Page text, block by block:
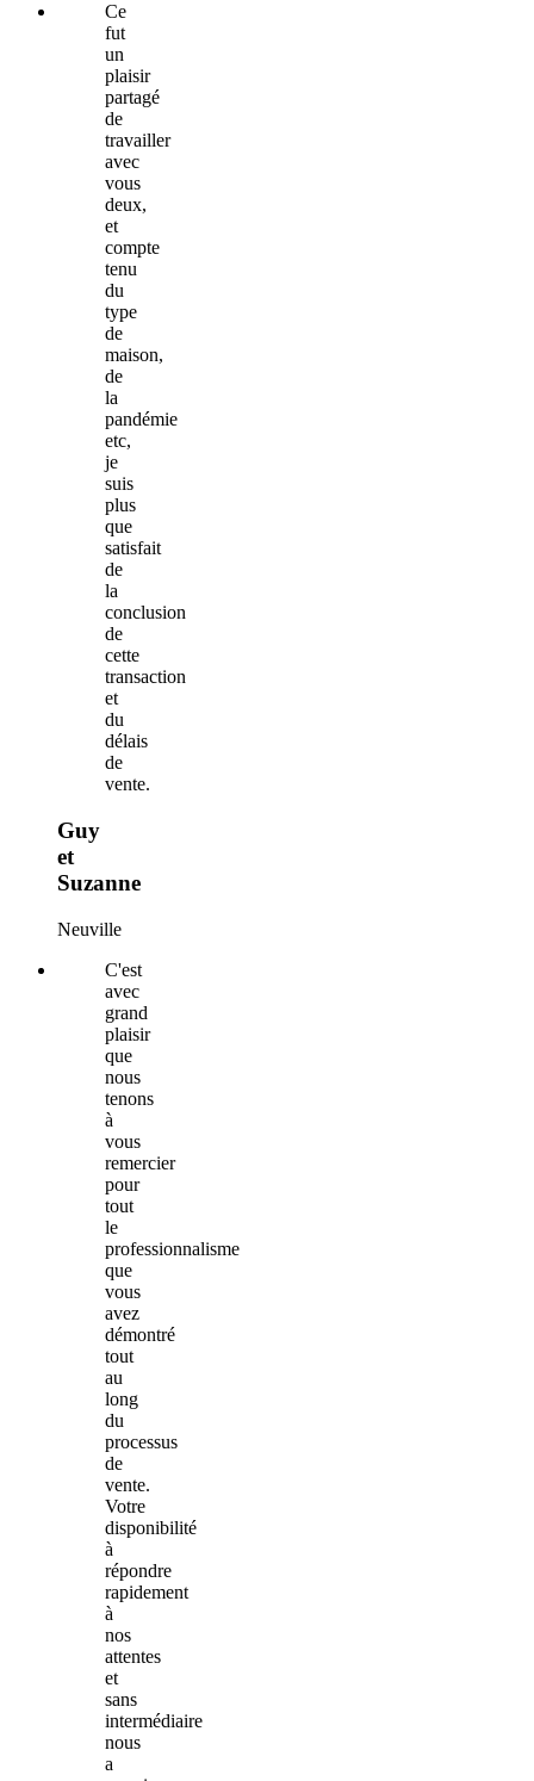
Ce
fut
un
plaisir
partagé
de
travailler
avec
vous
deux,
et
compte
tenu
du
type
de
maison,
de
la
pandémie
etc,
je
suis
plus
que
satisfait
de
la
conclusion
de
cette
transaction
et
du
délais
de
vente.
Guy
et
Suzanne
Neuville
C'est
avec
grand
plaisir
que
nous
tenons
à
vous
remercier
pour
tout
le
professionnalisme
que
vous
avez
démontré
tout
au
long
du
processus
de
vente.
Votre
disponibilité
à
répondre
rapidement
à
nos
attentes
et
sans
intermédiaire
nous
a